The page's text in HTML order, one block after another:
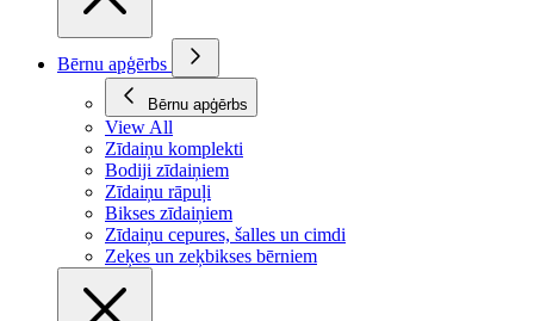
Bērnu apģērbs
Bērnu apģērbs
View All
Zīdaiņu komplekti
Bodiji zīdaiņiem
Zīdaiņu rāpuļi
Bikses zīdaiņiem
Zīdaiņu cepures, šalles un cimdi
Zeķes un zeķbikses bērniem